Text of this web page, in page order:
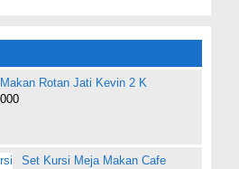
Rotan Jati Kevin 2 K
Set Kursi Meja Makan Cafe